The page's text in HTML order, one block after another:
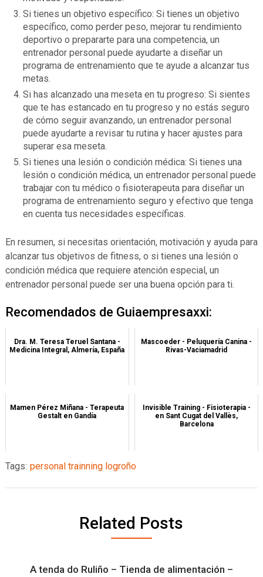
Si tienes un objetivo específico: Si tienes un objetivo
específico, como perder peso, mejorar tu rendimiento
deportivo o prepararte para una competencia, un
entrenador personal puede ayudarte a diseñar un
programa de entrenamiento que te ayude a alcanzar tus
metas.
Si has alcanzado una meseta en tu progreso: Si sientes
que te has estancado en tu progreso y no estás seguro
de cómo seguir avanzando, un entrenador personal
puede ayudarte a revisar tu rutina y hacer ajustes para
superar esa meseta.
Si tienes una lesión o condición médica: Si tienes una
lesión o condición médica, un entrenador personal puede
trabajar con tu médico o fisioterapeuta para diseñar un
programa de entrenamiento seguro y efectivo que tenga
en cuenta tus necesidades específicas.
En resumen, si necesitas orientación, motivación y ayuda para
alcanzar tus objetivos de fitness, o si tienes una lesión o
condición médica que requiere atención especial, un
entrenador personal puede ser una buena opción para ti.
Recomendados de Guiaempresaxxi:
Dra. M. Teresa Teruel Santana -
Medicina Integral, Almería, España
Mascoeder - Peluquería Canina -
Rivas-Vaciamadrid
Mamen Pérez Miñana - Terapeuta
Gestalt en Gandía
Invisible Training - Fisioterapia -
en Sant Cugat del Vallès,
Barcelona
Tags: personal trainning logroño
Related Posts
A tenda do Ruliño – Tienda de alimentación –